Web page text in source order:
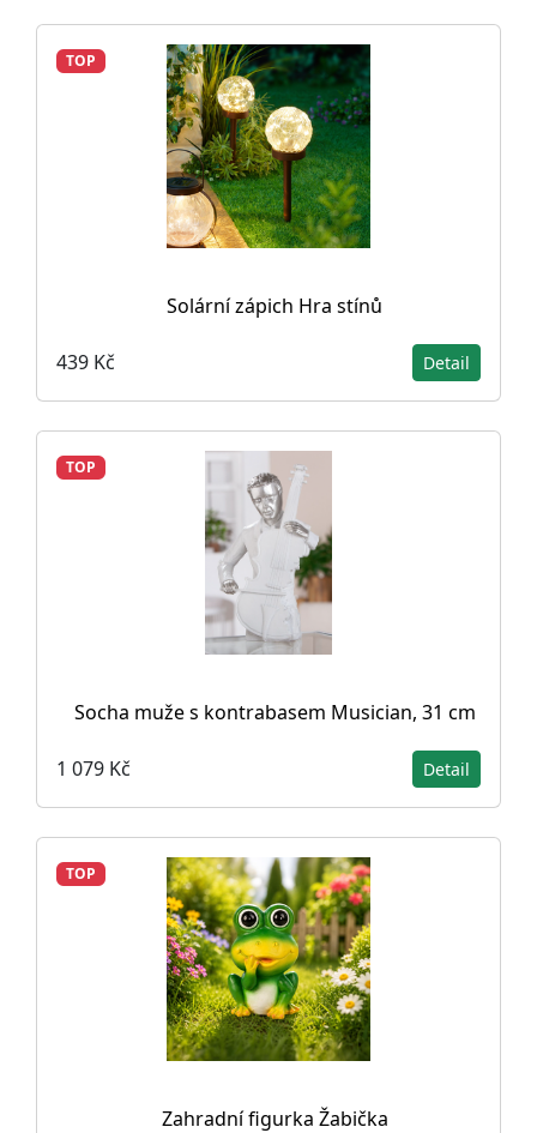
TOP
Solární zápich Hra stínů
439 Kč Detail
TOP
Socha muže s kontrabasem Musician, 31 cm
1 079 Kč Detail
TOP
Zahradní figurka Žabička